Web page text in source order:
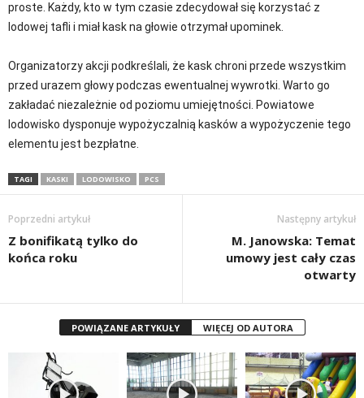
proste. Każdy, kto w tym czasie zdecydował się korzystać z
lodowej tafli i miał kask na głowie otrzymał upominek.
Organizatorzy akcji podkreślali, że kask chroni przede wszystkim
przed urazem głowy podczas ewentualnej wywrotki. Warto go
zakładać niezależnie od poziomu umiejętności. Powiatowe
lodowisko dysponuje wypożyczalnią kasków a wypożyczenie tego
elementu jest bezpłatne.
TAGI KASKI LODOWISKO PCS
Poprzedni artykuł
Z bonifikatą tylko do
końca roku
Następny artykuł
M. Janowska: Temat
umowy jest cały czas
otwarty
POWIĄZANE ARTYKUŁY WIĘCEJ OD AUTORA